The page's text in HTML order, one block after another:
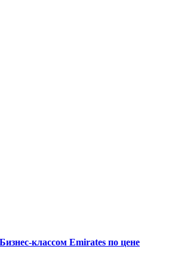
классом Emirates по цене